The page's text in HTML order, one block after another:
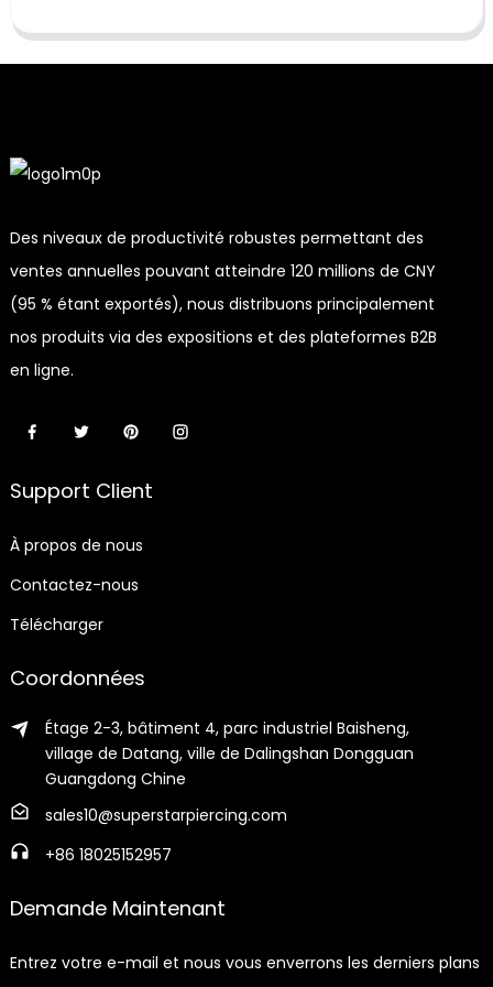
Des niveaux de productivité robustes permettant des
ventes annuelles pouvant atteindre 120 millions de CNY
(95 % étant exportés), nous distribuons principalement
nos produits via des expositions et des plateformes B2B
en ligne.
Support Client
À propos de nous
Contactez-nous
Télécharger
Coordonnées
Étage 2-3, bâtiment 4, parc industriel Baisheng,
village de Datang, ville de Dalingshan Dongguan
Guangdong Chine
sales10@superstarpiercing.com
+86 18025152957
Demande Maintenant
Entrez votre e-mail et nous vous enverrons les derniers plans